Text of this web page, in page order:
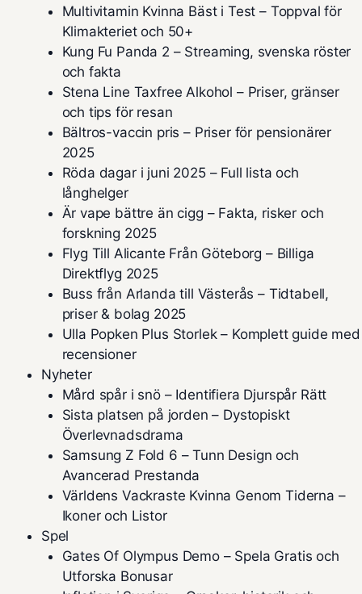
Multivitamin Kvinna Bäst i Test – Toppval för
Klimakteriet och 50+
Kung Fu Panda 2 – Streaming, svenska röster
och fakta
Stena Line Taxfree Alkohol – Priser, gränser
och tips för resan
Bältros-vaccin pris – Priser för pensionärer
2025
Röda dagar i juni 2025 – Full lista och
långhelger
Är vape bättre än cigg – Fakta, risker och
forskning 2025
Flyg Till Alicante Från Göteborg – Billiga
Direktflyg 2025
Buss från Arlanda till Västerås – Tidtabell,
priser & bolag 2025
Ulla Popken Plus Storlek – Komplett guide med
recensioner
Nyheter
Mård spår i snö – Identifiera Djurspår Rätt
Sista platsen på jorden – Dystopiskt
Överlevnadsdrama
Samsung Z Fold 6 – Tunn Design och
Avancerad Prestanda
Världens Vackraste Kvinna Genom Tiderna –
Ikoner och Listor
Spel
Gates Of Olympus Demo – Spela Gratis och
Utforska Bonusar